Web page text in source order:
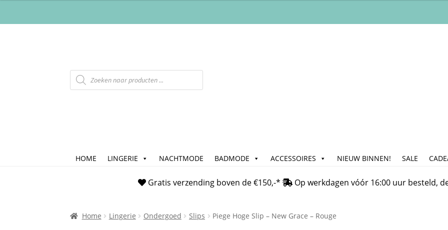
HOME LINGERIE NACHTMODE BADMODE ACCESSOIRES NIEUW BINNEN! SALE
Algemene VoorwaardenBedrijfsgegevens & ContactBetalenBlog Cadeau &
Gratis verzending boven de €150,-* Op werkdagen vóór 16:00 uur besteld,
Home Lingerie Ondergoed Slips Piege Hoge Slip – New Grace – Rouge